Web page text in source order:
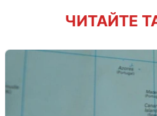
ЧИТАЙТЕ